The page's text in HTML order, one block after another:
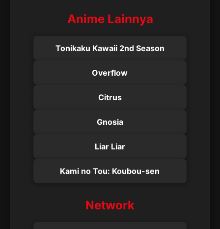
Anime Lainnya
Tonikaku Kawaii 2nd Season
Overflow
Citrus
Gnosia
Liar Liar
Kami no Tou: Koubou-sen
Network